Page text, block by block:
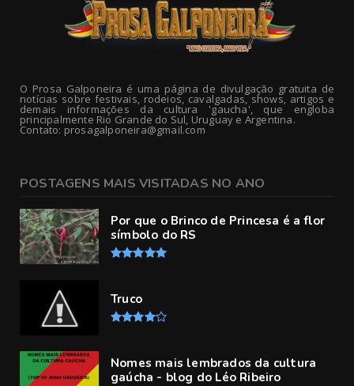
O Prosa Galponeira é uma página de divulgação gratuita de
notícias sobre festivais, rodeios, cavalgadas, shows, artigos e
demais informações da cultura 'gaucha', que engloba
principalmente Rio Grande do Sul, Uruguay e Argentina.
Contato: prosagalponeira@gmail.com
POSTAGENS MAIS VISITADAS NO ANO
Por que o Brinco de Princesa é a flor
símbolo do RS
Truco
Nomes mais lembrados da cultura
gaúcha - blog do Léo Ribeiro